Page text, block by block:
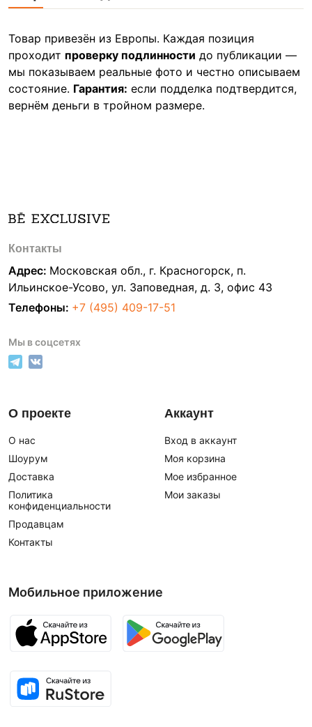
Товар привезён из Европы. Каждая позиция
проходит проверку подлинности до публикации —
мы показываем реальные фото и честно описываем
состояние. Гарантия: если подделка подтвердится,
вернём деньги в тройном размере.
Контакты
Адрес: Московская обл., г. Красногорск, п.
Ильинское-Усово, ул. Заповедная, д. 3, офис 43
Телефоны: +7 (495) 409-17-51
Мы в соцсетях
О проекте
О нас
Шоурум
Доставка
Политика
конфиденциальности
Продавцам
Контакты
Аккаунт
Вход в аккаунт
Моя корзина
Мое избранное
Мои заказы
Мобильное приложение